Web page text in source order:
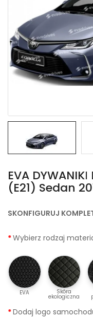
EVA
(E21) Sedan
SKONFIGURUJ
Wybierz rodzaj
EVA Skóra
ekologiczna
Dodaj logo